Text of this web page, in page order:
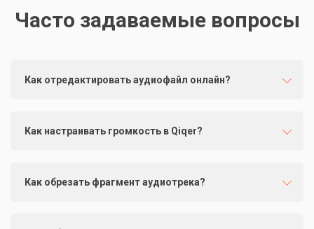
Часто задаваемые вопросы
Как отредактировать аудиофайл онлайн?
Как настраивать громкость в Qiqer?
Как обрезать фрагмент аудиотрека?